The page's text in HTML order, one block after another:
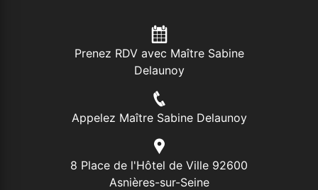
Prenez RDV avec Maître Sabine
Delaunoy
Appelez Maître Sabine Delaunoy
8 Place de l'Hôtel de Ville 92600
Asnières-sur-Seine